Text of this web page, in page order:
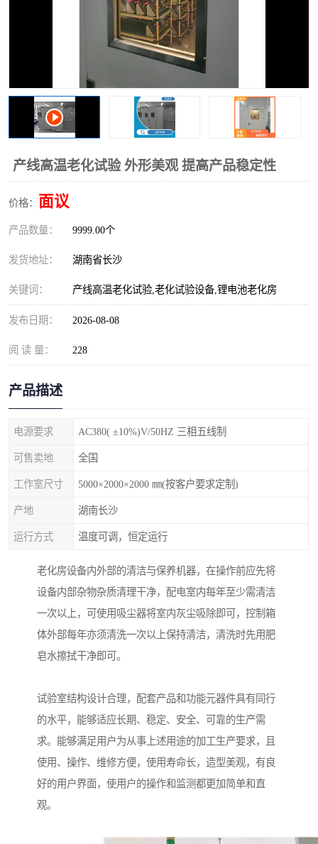
产线高温老化试验 外形美观 提高产品稳定性
价格： 面议
产品数量： 9999.00个
发货地址： 湖南省长沙
关键词： 产线高温老化试验,老化试验设备,锂电池老化房
发布日期： 2026-08-08
阅 读 量： 228
产品描述
电源要求 AC380( ±10%)V/50HZ 三相五线制
可售卖地 全国
工作室尺寸 5000×2000×2000 ㎜(按客户要求定制)
产地 湖南长沙
运行方式 温度可调，恒定运行
老化房设备内外部的清洁与保养机器，在操作前应先将
设备内部杂物杂质清理干净，配电室内每年至少需清洁
一次以上，可使用吸尘器将室内灰尘吸除即可，控制箱
体外部每年亦须清洗一次以上保持清洁，清洗时先用肥
皂水擦拭干净即可。
试验室结构设计合理，配套产品和功能元器件具有同行
的水平，能够适应长期、稳定、安全、可靠的生产需
求。能够满足用户为从事上述用途的加工生产要求，且
使用、操作、维修方便，使用寿命长，造型美观，有良
好的用户界面，使用户的操作和监测都更加简单和直
观。